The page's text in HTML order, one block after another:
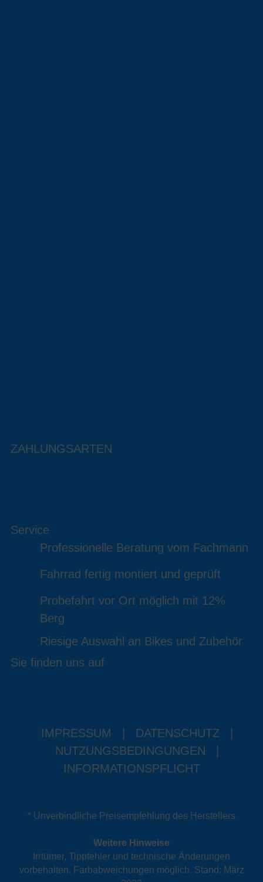
ZAHLUNGSARTEN
Service
Professionelle Beratung vom Fachmann
Fahrrad fertig montiert und geprüft
Probefahrt vor Ort möglich mit 12%
Berg
Riesige Auswahl an Bikes und Zubehör
Sie finden uns auf
IMPRESSUM DATENSCHUTZ
NUTZUNGSBEDINGUNGEN
INFORMATIONSPFLICHT
* Unverbindliche Preisempfehlung des Herstellers
Weitere Hinweise
Irrtümer, Tippfehler und technische Änderungen
vorbehalten. Farbabweichungen möglich. Stand: März